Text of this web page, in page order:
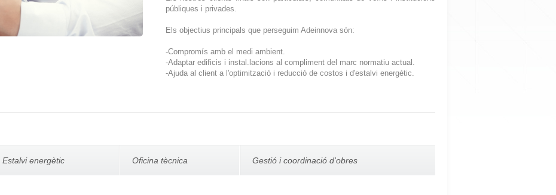
públiques i privades.
Els objectius principals que perseguim Adeinnova són:
-Compromís amb el medi ambient.
-Adaptar edificis i instal.lacions al compliment del marc normatiu actual.
-Ajuda al client a l'optimització i reducció de costos i d'estalvi energètic.
Estalvi energètic Oficina tècnica Gestió i coordinació d'obres